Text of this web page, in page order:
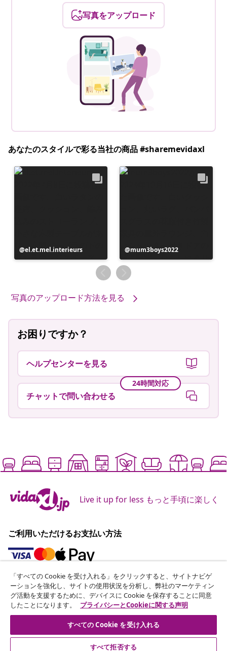
写真をアップロード
あなたのスタイルで彩る当社の商品 #sharemevidaxl
投
稿
el.et.mel.interieurs
投
稿
者
mum3boys2022
写真のアップロード方法を見る
お困りですか？
ヘルプセンターを見る
24時間対応
チャットで問い合わせる
Live it up for less もっと手頃に楽しく
ご利用いただけるお支払い方法
ニュースレターに登録する
70万人以上のユーザーと一緒に、vidaXLから毎週のお得
な情報や季節限定セール、新着情報を受け取りましょう。
公式SNSアカウント
「すべての Cookie を受け入れる」をクリックすると、サイトナビゲ
ーションを強化し、サイトの使用状況を分析し、弊社のマーケティン
グ活動を支援するために、デバイスに Cookie を保存することに同意
したことになります。
プライバシーとCookieに関する声明
すべての Cookie を受け入れる
すべて拒否する